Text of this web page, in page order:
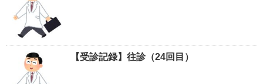
【受診記録】往診（24回目）